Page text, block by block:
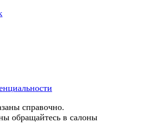
справочно.
обращайтесь в салоны